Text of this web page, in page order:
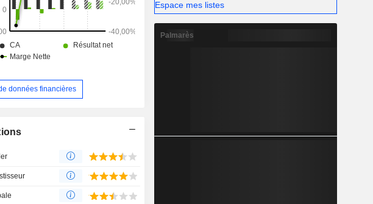
La société fournit également des
de gestion des sinistres à certains
automobiles en Chine.
données financières
Espace mes listes
Palmarès